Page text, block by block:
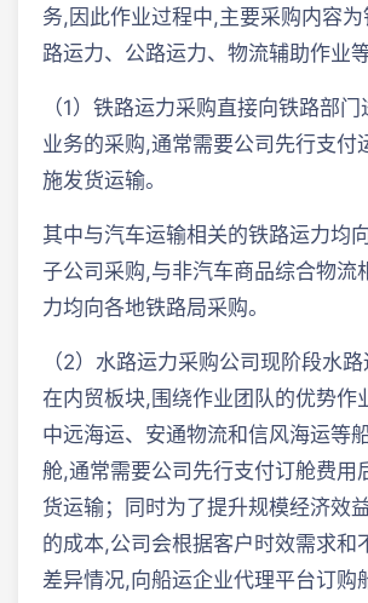
务,因此作业过程中,主要采购内容
路运力、公路运力、物流辅助作业等
（1）铁路运力采购直接向铁路部
业务的采购,通常需要公司先行支付
施发货运输。
其中与汽车运输相关的铁路运力均
子公司采购,与非汽车商品综合物流
力均向各地铁路局采购。
（2）水路运力采购公司现阶段水
在内贸板块,围绕作业团队的优势作
中远海运、安通物流和信风海运等
舱,通常需要公司先行支付订舱费用
货运输；同时为了提升规模经济效
的成本,公司会根据客户时效需求和
差异情况,向船运企业代理平台订购